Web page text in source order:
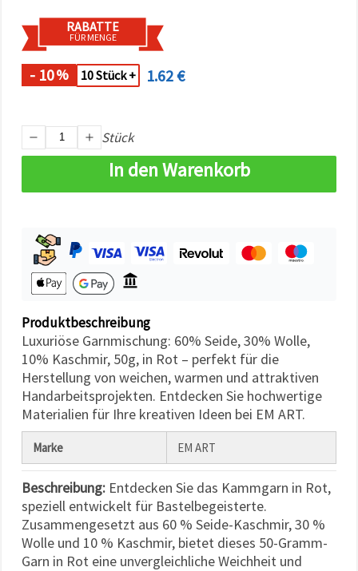
den
Einstellungen
individuell
festlegen.
Einwilligung
ändern
widerrufen.
Cookie-
Alle
akzeptieren
Cookie-
RABATTE
FÜR MENGE
- 10% 10 Stück + 1.62 €
Stück
In den Warenkorb
Produktbeschreibung
Luxuriöse Garnmischung: 60% Seide, 30% Wolle,
10% Kaschmir, 50g, in Rot – perfekt für die
Herstellung von weichen, warmen und attraktiven
Handarbeitsprojekten. Entdecken Sie hochwertige
Materialien für Ihre kreativen Ideen bei EM ART.
Marke EM ART
Beschreibung: Entdecken Sie das Kammgarn in Rot,
speziell entwickelt für Bastelbegeisterte.
Zusammengesetzt aus 60 % Seide-Kaschmir, 30 %
Wolle und 10 % Kaschmir, bietet dieses 50-Gramm-
Garn in Rot eine unvergleichliche Weichheit und